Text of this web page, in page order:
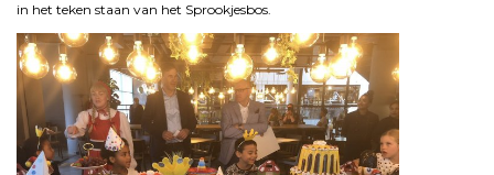
in het teken staan van het Sprookjesbos.